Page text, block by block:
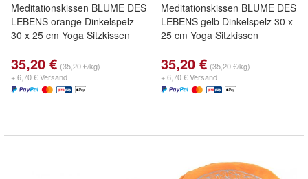
Meditationskissen BLUME DES
LEBENS orange Dinkelspelz
30 x 25 cm Yoga Sitzkissen
35,20 € (35,20 €/kg)
+ 6,70 € Versand
Meditationskissen BLUME DES
LEBENS gelb Dinkelspelz 30 x
25 cm Yoga Sitzkissen
35,20 € (35,20 €/kg)
+ 6,70 € Versand